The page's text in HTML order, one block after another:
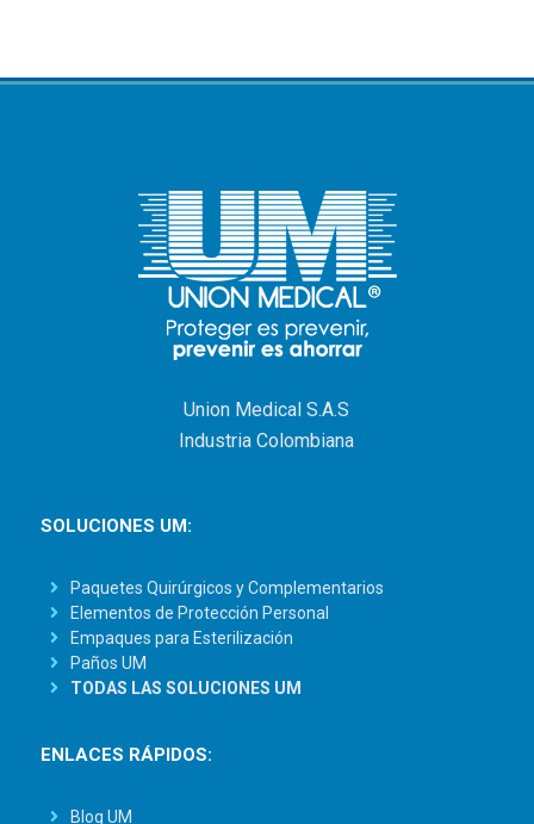
Union Medical S.A.S
Industria Colombiana
SOLUCIONES UM:
Paquetes Quirúrgicos y Complementarios
Elementos de Protección Personal
Empaques para Esterilización
Paños UM
TODAS LAS SOLUCIONES UM
ENLACES RÁPIDOS:
Blog UM